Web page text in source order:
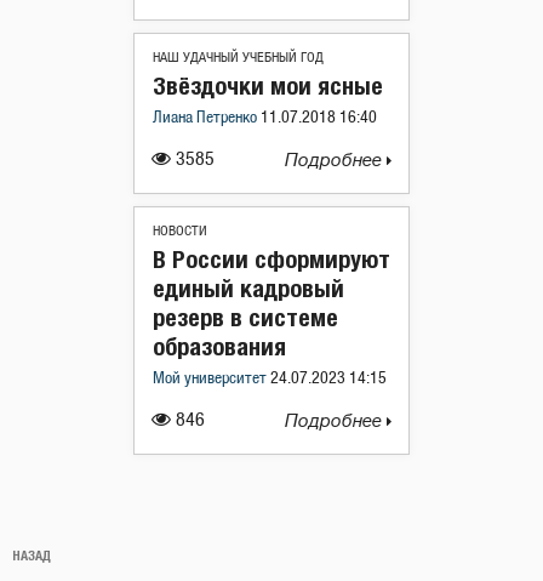
НАШ УДАЧНЫЙ УЧЕБНЫЙ ГОД
3585
Звёздочки мои ясные
Лиана Петренко 11.07.2018 16:40
Подробнее
НОВОСТИ
846
В России сформируют
единый кадровый
резерв в системе
образования
Мой университет 24.07.2023 14:15
Подробнее
по
Предыдущая
НАЗАД